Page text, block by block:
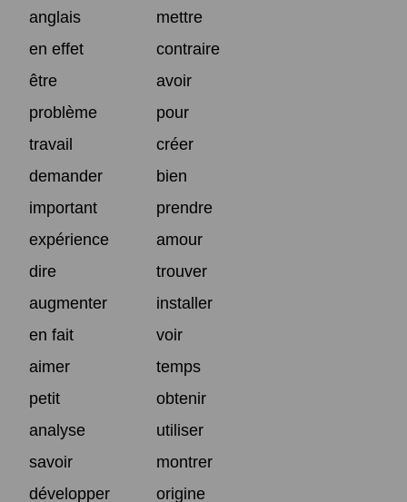
anglais
mettre
en effet
contraire
être
avoir
problème
pour
travail
créer
demander
bien
important
prendre
expérience
amour
dire
trouver
augmenter
installer
en fait
voir
aimer
temps
petit
obtenir
analyse
utiliser
savoir
montrer
développer
origine